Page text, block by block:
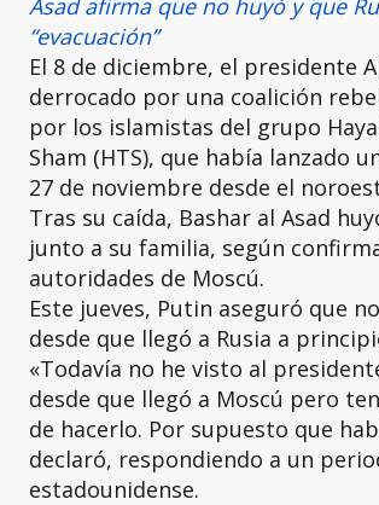
Asad afirma que no huyó y que
“evacuación”
El 8 de diciembre, el presidente
derrocado por una coalición
por los islamistas del grupo
Sham (HTS), que había lanzado
27 de noviembre desde el
Tras su caída, Bashar al Asad
junto a su familia, según
autoridades de Moscú.
Este jueves, Putin aseguró que
desde que llegó a Rusia a
«Todavía no he visto al
desde que llegó a Moscú pero
de hacerlo. Por supuesto que
declaró, respondiendo a un
estadounidense.